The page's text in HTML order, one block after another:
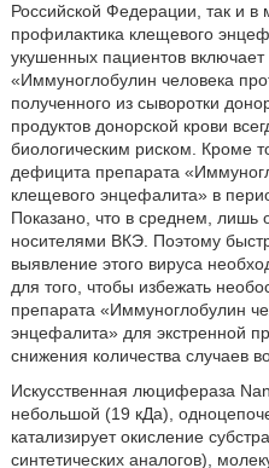
Российской Федерации, так и в
профилактика клещевого
укушенных пациентов
«Иммуноглобулин человека
полученного из сыворотки
продуктов донорской крови
биологическим риском. Кроме
дефицита препарата
клещевого энцефалита» в
Показано, что в среднем, лишь
носителями ВКЭ. Поэтому
выявление этого вируса
для того, чтобы избежать
препарата «Иммуноглобулин
энцефалита» для экстренной
снижения количества случаев
Искусственная люцифераза
небольшой (19 кДа),
катализирует окисление
синтетических аналогов),